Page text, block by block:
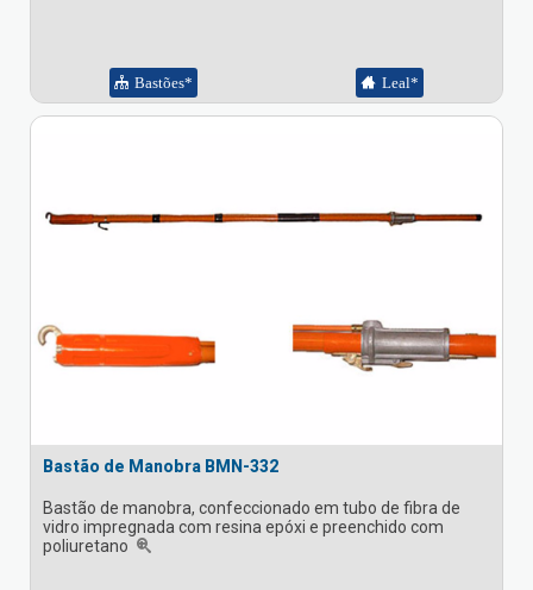
Bastões* Leal*
Bastão de Manobra BMN-332
Bastão de manobra, confeccionado em tubo de fibra de
vidro impregnada com resina epóxi e preenchido com
poliuretano